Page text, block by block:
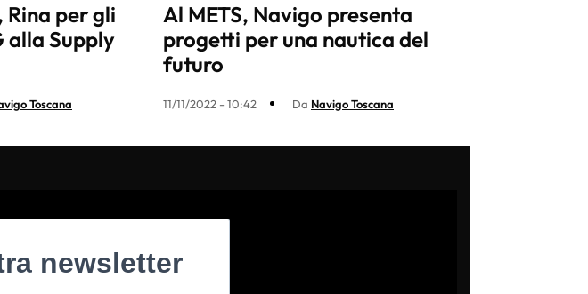
per gli
alla Supply
Toscana
Al METS, Navigo presenta
progetti per una nautica del
futuro
11/11/2022 - 10:42 Da Navigo Toscana
newsletter